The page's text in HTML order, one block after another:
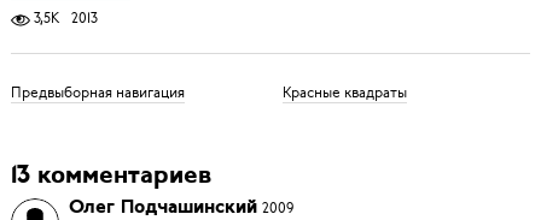
3,5K 2013
Предвыборная навигация Красные квадраты
13 комментариев
Олег Подчашинский 2009